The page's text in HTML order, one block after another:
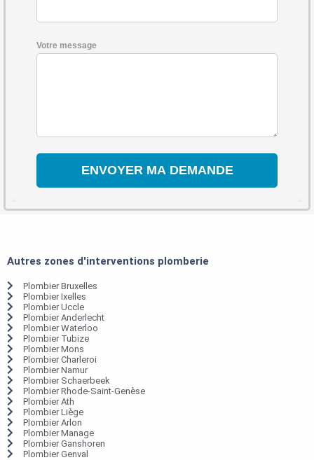
Votre message
Autres zones d'interventions plomberie
Plombier Bruxelles
Plombier Ixelles
Plombier Uccle
Plombier Anderlecht
Plombier Waterloo
Plombier Tubize
Plombier Mons
Plombier Charleroi
Plombier Namur
Plombier Schaerbeek
Plombier Rhode-Saint-Genèse
Plombier Ath
Plombier Liège
Plombier Arlon
Plombier Manage
Plombier Ganshoren
Plombier Genval